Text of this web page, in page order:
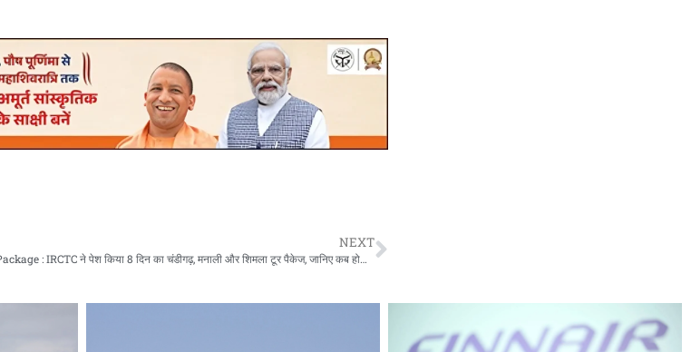
NEXT
IRCTC Tour Package : IRCTC ने पेश किया 8 दिन का चंडीगढ़, मनाली और शिमला टूर पैकेज, जानिए कब होगी शुरुआत